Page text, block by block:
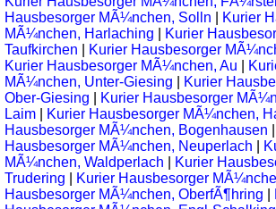
Hausbesorger MÃ¼nchen, Solln
Kurier
MÃ¼nchen, Harlaching
Kurier
Taufkirchen
Kurier Hausbesorger
Kurier Hausbesorger MÃ¼nchen, Au
MÃ¼nchen, Unter-Giesing
Kurier
Ober-Giesing
Kurier Hausbesorger
Laim
Kurier Hausbesorger MÃ¼nchen,
Hausbesorger MÃ¼nchen, Bogenhausen
Hausbesorger MÃ¼nchen, Neuperlach
MÃ¼nchen, Waldperlach
Kurier
Trudering
Kurier Hausbesorger
Hausbesorger MÃ¼nchen, OberfÃ¶hring